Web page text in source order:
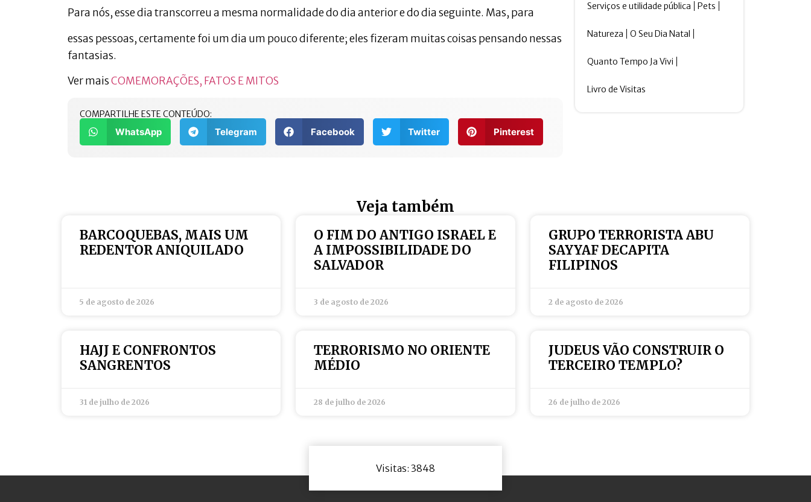
Para nós, esse dia transcorreu a mesma normalidade do dia anterior e do dia seguinte. Mas, para
essas pessoas, certamente foi um dia um pouco diferente; eles fizeram muitas coisas pensando nessas
fantasias.
Ver maisCOMEMORAÇÕES, FATOS E MITOS
COMPARTILHE ESTE CONTEÚDO:
WhatsApp Telegram Facebook Twitter Pinterest
Serviços e utilidade pública Pets
Natureza O Seu Dia Natal
Quanto Tempo Ja Vivi
Livro de Visitas
Veja também
BARCOQUEBAS, MAIS UM
REDENTOR ANIQUILADO
5 de agosto de 2026
O FIM DO ANTIGO ISRAEL E
A IMPOSSIBILIDADE DO
SALVADOR
3 de agosto de 2026
GRUPO TERRORISTA ABU
SAYYAF DECAPITA
FILIPINOS
2 de agosto de 2026
HAJJ E CONFRONTOS
SANGRENTOS
31 de julho de 2026
TERRORISMO NO ORIENTE
MÉDIO
28 de julho de 2026
JUDEUS VÃO CONSTRUIR O
TERCEIRO TEMPLO?
26 de julho de 2026
Visitas: 3848